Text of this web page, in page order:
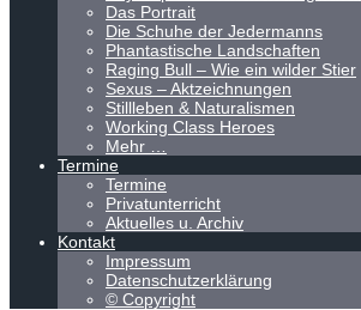
Das Portrait
Die Schuhe der Jedermanns
Phantastische Landschaften
Raging Bull – Wie ein wilder Stier
Sexus – Aktzeichnungen
Stillleben & Naturalismen
Working Class Heroes
Mehr …
Termine
Termine
Privatunterricht
Aktuelles u. Archiv
Kontakt
Impressum
Datenschutzerklärung
© Copyright